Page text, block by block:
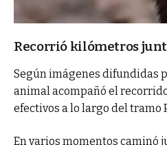
Recorrió kilómetros
Según imágenes difundidas
animal acompañó el
efectivos a lo largo del tramo
En varios momentos caminó